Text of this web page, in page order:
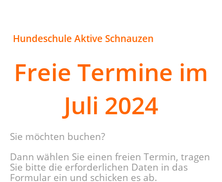
Hundeschule Aktive Schnauzen
Freie Termine im
Juli 2024
Sie möchten buchen?
Dann wählen Sie einen freien Termin, tragen
Sie bitte die erforderlichen Daten in das
Formular ein und schicken es ab.